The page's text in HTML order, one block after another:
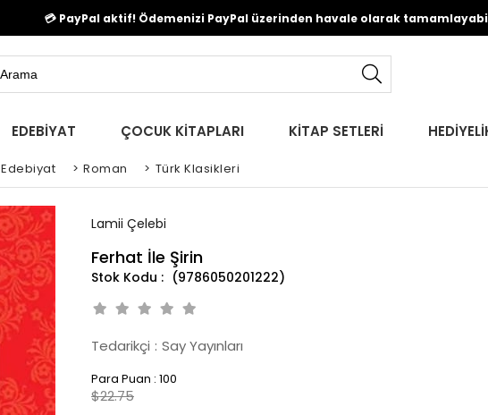
💳 PayPal aktif! Ödemenizi PayPal üzerinden havale olarak
EDEBİYAT ÇOCUK KİTAPLARI KİTAP SETLERİ
Edebiyat > Roman > Türk Klasikleri
Lamii Çelebi
Ferhat İle Şirin
(9786050201222)
Tedarikçi : Say Yayınları
Para Puan : 100
$22.75